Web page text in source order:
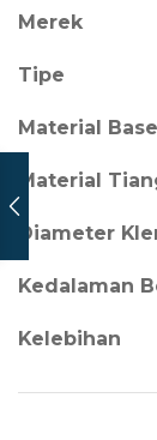
Merek
Tipe
Material Base
Material
Diameter
Kedalaman
Kelebihan